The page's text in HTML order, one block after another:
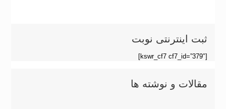
ثبت اینترنتی نوبت
[kswr_cf7 cf7_id=”379″]
مقالات و نوشته ها